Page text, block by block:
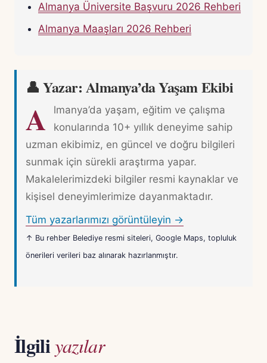
Almanya Üniversite Başvuru 2026 Rehberi
Almanya Maaşları 2026 Rehberi
👤 Yazar: Almanya’da Yaşam Ekibi
A
lmanya’da yaşam, eğitim ve çalışma
konularında 10+ yıllık deneyime sahip
uzman ekibimiz, en güncel ve doğru bilgileri
sunmak için sürekli araştırma yapar.
Makalelerimizdeki bilgiler resmi kaynaklar ve
kişisel deneyimlerimize dayanmaktadır.
Tüm yazarlarımızı görüntüleyin →
↑ Bu rehber Belediye resmi siteleri, Google Maps, topluluk
önerileri verileri baz alınarak hazırlanmıştır.
İlgiliyazılar